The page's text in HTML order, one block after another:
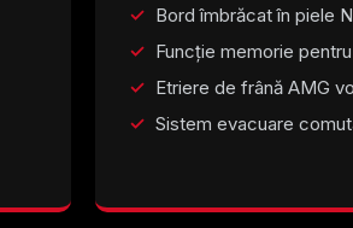
Bord îmbrăcat în piele
Funcție memorie
Etriere de frână AMG
Sistem evacuare